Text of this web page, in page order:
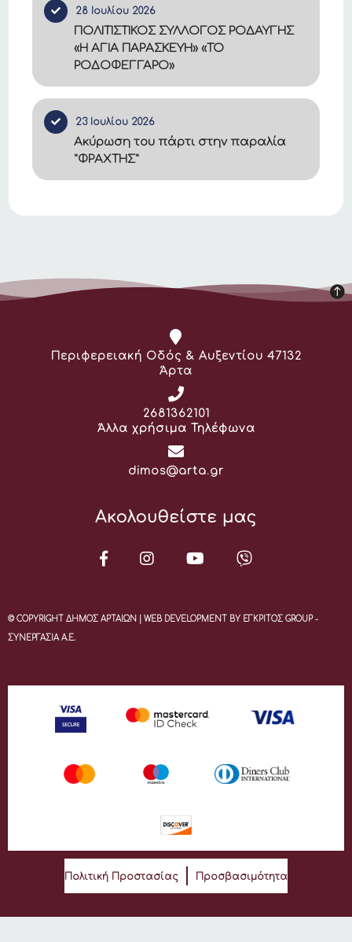
28 Ιουλίου 2026
ΠΟΛΙΤΙΣΤΙΚΟΣ ΣΥΛΛΟΓΟΣ ΡΟΔΑΥΓΗΣ
«Η ΑΓΙΑ ΠΑΡΑΣΚΕΥΗ» «ΤΟ
ΡΟΔΟΦΕΓΓΑΡΟ»
23 Ιουλίου 2026
Ακύρωση του πάρτι στην παραλία
"ΦΡΑΧΤΗΣ"
Διεύθυνση:
Περιφερειακή Οδός & Αυξεντίου 47132
Άρτα
Τηλέφωνο:
2681362101
Άλλα χρήσιμα Τηλέφωνα
Email:
dimos@arta.gr
Ακολουθείστε μας
© COPYRIGHT ΔΗΜΟΣ ΑΡΤΑΙΩΝ | WEB DEVELOPMENT BY ΕΓΚΡΙΤΟΣ GROUP -
ΣΥΝΕΡΓΑΣΙΑ Α.Ε.
Πολιτική Προστασίας Προσβασιμότητα